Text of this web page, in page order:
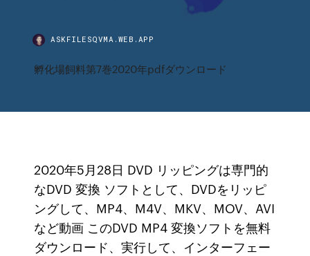
ASKFILESQVMA.WEB.APP
孵化場飼料第7巻2020年pdfダウンロード
2020年5月28日 DVD リッピングは専門的
なDVD 変換 ソフトとして、DVDをリッピ
ングして、MP4、M4V、MKV、MOV、AVI
など動画 このDVD MP4 変換ソフトを無料
ダウンロード、実行して、インターフェー